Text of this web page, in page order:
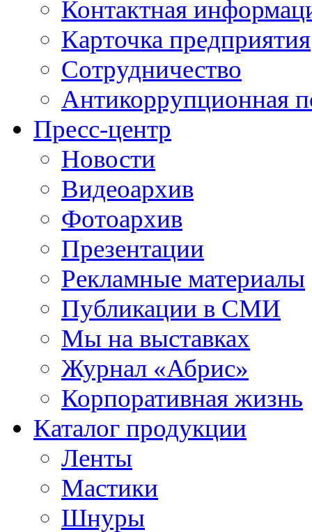
Контактная
Карточка предприятия
Сотрудничество
Антикоррупционная
Пресс-центр
Новости
Видеоархив
Фотоархив
Презентации
Рекламные материалы
Публикации в СМИ
Мы на выставках
Журнал «Абрис»
Корпоративная жизнь
Каталог продукции
Ленты
Мастики
Шнуры